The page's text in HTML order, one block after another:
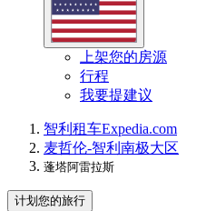
上架您的房源
行程
我要提建议
智利 租车Expedia.com
麦哲伦-智利南极大区
蓬塔阿雷拉斯
计划您的旅行